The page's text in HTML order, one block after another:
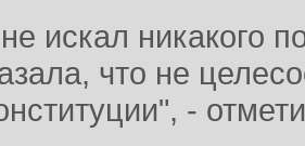
искал никакого
что не
-